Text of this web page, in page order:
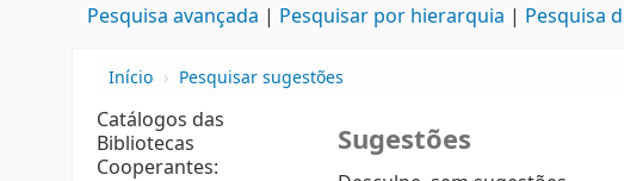
Pesquisa avançada Pesquisar por hierarquia Pesquisa
Início › Pesquisar sugestões
Catálogos das
Bibliotecas
Cooperantes:
Sugestões